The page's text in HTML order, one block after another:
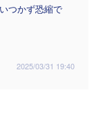
つかず恐縮で
2025/03/31 19:40